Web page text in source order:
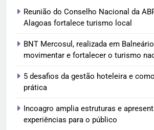
Reunião do Conselho Nacional da
Alagoas fortalece turismo local
BNT Mercosul, realizada em
movimentar e fortalecer o turismo
5 desafios da gestão hoteleira e
prática
Incoagro amplia estruturas e
experiências para o público